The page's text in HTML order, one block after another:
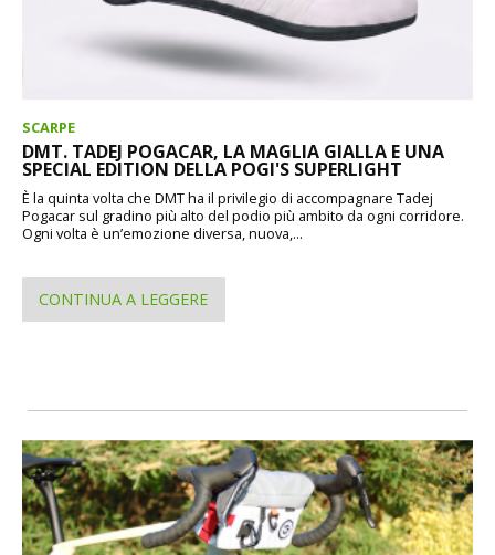
SCARPE
DMT. TADEJ POGACAR, LA MAGLIA GIALLA E UNA
SPECIAL EDITION DELLA POGI'S SUPERLIGHT
È la quinta volta che DMT ha il privilegio di accompagnare Tadej
Pogacar sul gradino più alto del podio più ambito da ogni corridore.
Ogni volta è un’emozione diversa, nuova,...
CONTINUA A LEGGERE